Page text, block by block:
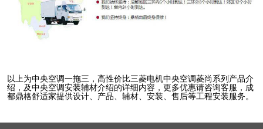
以上为中央空调一拖三，高性价比三菱电机中央空调菱尚系列产品介
绍，及中央空调安装辅材介绍的详细内容，更多优惠请咨询客服，成
都鼎格舒适家提供设计、产品、辅材、安装、售后等工程安装服务。